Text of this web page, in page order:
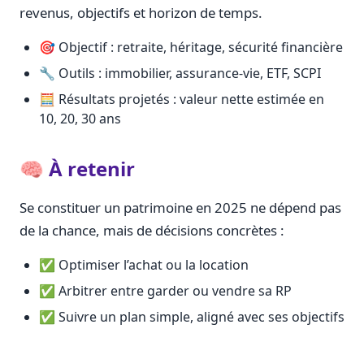
revenus, objectifs et horizon de temps.
🎯 Objectif : retraite, héritage, sécurité financière
🔧 Outils : immobilier, assurance-vie, ETF, SCPI
🧮 Résultats projetés : valeur nette estimée en
10, 20, 30 ans
🧠 À retenir
Se constituer un patrimoine en 2025 ne dépend pas
de la chance, mais de décisions concrètes :
✅ Optimiser l’achat ou la location
✅ Arbitrer entre garder ou vendre sa RP
✅ Suivre un plan simple, aligné avec ses objectifs